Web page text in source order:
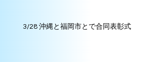
3/28 沖縄と福岡市とで合同表彰式